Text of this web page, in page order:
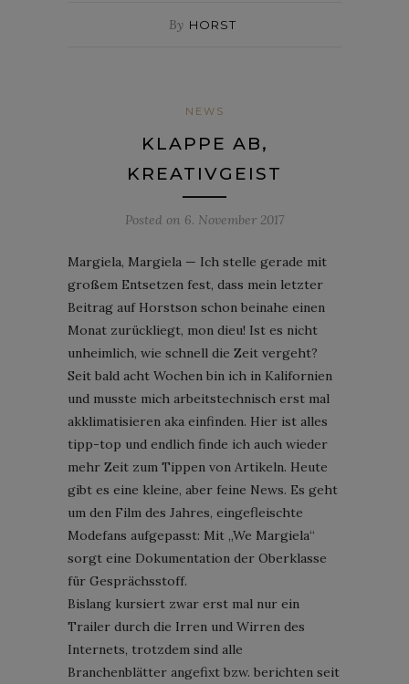
By HORST
NEWS
KLAPPE AB,
KREATIVGEIST
Posted on 6. November 2017
Margiela, Margiela — Ich stelle gerade mit
großem Entsetzen fest, dass mein letzter
Beitrag auf Horstson schon beinahe einen
Monat zurückliegt, mon dieu! Ist es nicht
unheimlich, wie schnell die Zeit vergeht?
Seit bald acht Wochen bin ich in Kalifornien
und musste mich arbeitstechnisch erst mal
akklimatisieren aka einfinden. Hier ist alles
tipp-top und endlich finde ich auch wieder
mehr Zeit zum Tippen von Artikeln. Heute
gibt es eine kleine, aber feine News. Es geht
um den Film des Jahres, eingefleischte
Modefans aufgepasst: Mit „We Margiela“
sorgt eine Dokumentation der Oberklasse
für Gesprächsstoff.
Bislang kursiert zwar erst mal nur ein
Trailer durch die Irren und Wirren des
Internets, trotzdem sind alle
Branchenblätter angefixt bzw. berichten seit